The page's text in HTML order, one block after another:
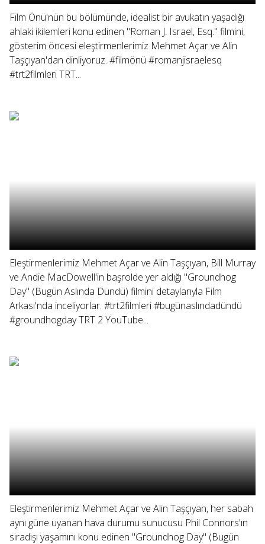
Film Önü'nün bu bölümünde, idealist bir avukatın yaşadığı
ahlaki ikilemleri konu edinen "Roman J. Israel, Esq." filmini,
gösterim öncesi eleştirmenlerimiz Mehmet Açar ve Alin
Taşçıyan'dan dinliyoruz. #filmönü #romanjisraelesq
#trt2filmleri TRT...
Eleştirmenlerimiz Mehmet Açar ve Alin Taşçıyan, Bill Murray
ve Andie MacDowell'in başrolde yer aldığı "Groundhog
Day" (Bugün Aslında Dündü) filmini detaylarıyla Film
Arkası'nda inceliyorlar. #trt2filmleri #bugünaslındadündü
#groundhogday TRT 2 YouTube...
Eleştirmenlerimiz Mehmet Açar ve Alin Taşçıyan, her sabah
aynı güne uyanan hava durumu sunucusu Phil Connors'ın
sıradışı yaşamını konu edinen "Groundhog Day" (Bugün